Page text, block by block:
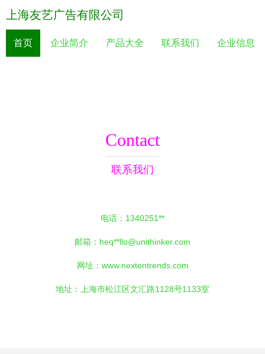
上海友艺广告有限公司
首页 企业简介 产品大全 联系我们 企业信息
Contact
联系我们
电话：1340251**
邮箱：heq**llo@unithinker.com
网址： www.nextentrends.com
地址：上海市松江区文汇路1128号1133室